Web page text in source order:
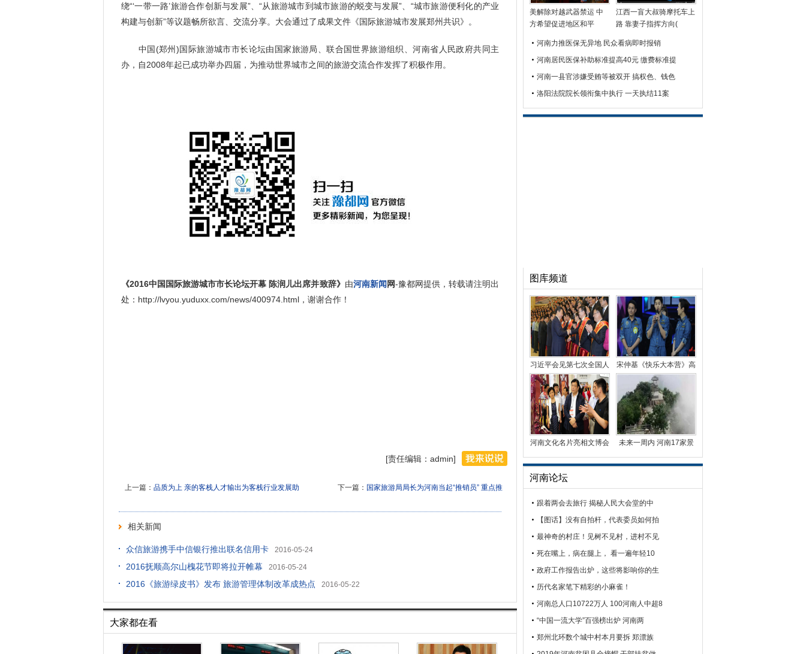
绕“‘一带一路’旅游合作创新与发展”、“从旅游城市到城市旅游的蜕变与发展”、“城市旅游便利化的产业
构建与创新”等议题畅所欲言、交流分享。大会通过了成果文件《国际旅游城市发展郑州共识》。
中国(郑州)国际旅游城市市长论坛由国家旅游局、联合国世界旅游组织、河南省人民政府共同主
办，自2008年起已成功举办四届，为推动世界城市之间的旅游交流合作发挥了积极作用。
《2016中国国际旅游城市市长论坛开幕 陈润儿出席并致辞》 由河南新闻 网-豫都网提供，转载请注明出
处：http://lvyou.yuduxx.com/news/400974.html，谢谢合作！
[责任编辑：admin]
下一篇： 国家旅游局局长为河南当起“推销员” 重点推
上一篇： 品质为上 亲的客栈人才输出为客栈行业发展助
相关新闻
众信旅游携手中信银行推出联名信用卡 2016-05-24
2016抚顺高尔山槐花节即将拉开帷幕 2016-05-24
2016《旅游绿皮书》发布 旅游管理体制改革成热点 2016-05-22
大家都在看
美解除对越武器禁运 中
方希望促进地区和平
江西一盲大叔骑摩托车上
路 靠妻子指挥方向(
河南力推医保无异地 民众看病即时报销
河南居民医保补助标准提高40元 缴费标准提
河南一县官涉嫌受贿等被双开 搞权色、钱色
洛阳法院院长领衔集中执行 一天执结11案
图库频道
习近平会见第七次全国人
民防空会议代表
宋仲基《快乐大本营》高
清现场照 老公花式
河南文化名片亮相文博会
未来一周内 河南17家景
河南论坛
跟着两会去旅行 揭秘人民大会堂的中
【图话】没有自拍杆，代表委员如何拍
最神奇的村庄！见树不见村，进村不见
死在嘴上，病在腿上， 看一遍年轻10
政府工作报告出炉，这些将影响你的生
历代名家笔下精彩的小麻雀！
河南总人口10722万人 100河南人中超8
“中国一流大学”百强榜出炉 河南两
郑州北环数个城中村本月要拆 郑漂族